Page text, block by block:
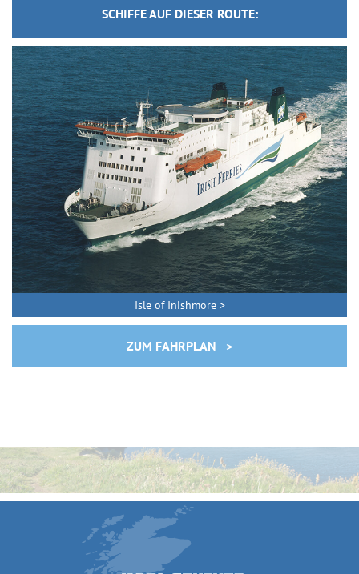
SCHIFFE AUF DIESER ROUTE:
Isle of Inishmore >
ZUM FAHRPLAN >